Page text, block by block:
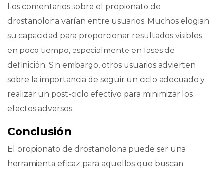
Los comentarios sobre el propionato de
drostanolona varían entre usuarios. Muchos elogian
su capacidad para proporcionar resultados visibles
en poco tiempo, especialmente en fases de
definición. Sin embargo, otros usuarios advierten
sobre la importancia de seguir un ciclo adecuado y
realizar un post-ciclo efectivo para minimizar los
efectos adversos.
Conclusión
El propionato de drostanolona puede ser una
herramienta eficaz para aquellos que buscan